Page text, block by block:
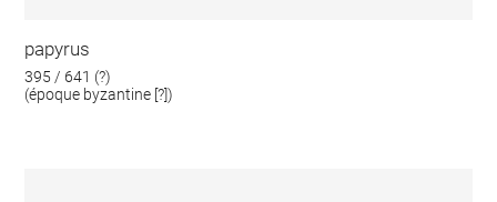
papyrus
395 / 641 (?)
(époque byzantine [?])